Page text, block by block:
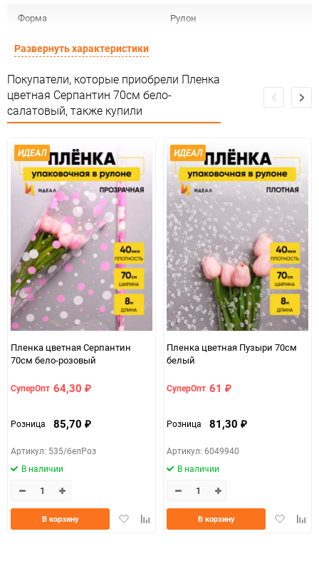
Форма Рулон
Материал
Срок годности Срок годности не ограничен
Страна изготовителя
Сертификация Не подлежит сертификации
Особые условия Особых условий не требует
Минимальное количество 1
Единица измерения шт
Развернуть характеристики
Покупатели, которые приобрели Пленка
цветная Серпантин 70см бело-
салатовый, также купили
ИДЕАЛ
Пленка цветная Серпантин
70см бело-розовый
СуперОпт 64,30 ₽
Розница 85,70 ₽
Артикул: 535/белРоз
В наличии
ДобавитьДобавить
В корзину
ИДЕАЛ
Пленка цветная Пузыри 70см
белый
СуперОпт 61 ₽
Розница 81,30 ₽
Артикул: 6049940
В наличии
Добавить
В корзину